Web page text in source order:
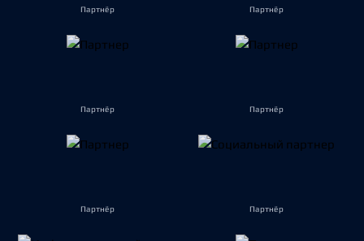
Партнёр Партнёр
Партнёр Партнёр
Партнёр Партнёр